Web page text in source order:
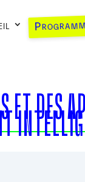
ET DES